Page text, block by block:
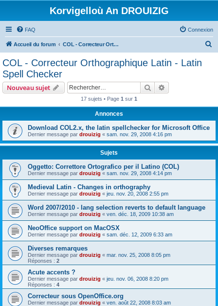
Korvigelloù An DROUIZIG
FAQ Connexion
Accueil du forum COL - Correcteur Orthographique Latin - Latin Spell Checker
COL - Correcteur Orthographique Latin - Latin
Spell Checker
Nouveau sujet Rechercher
17 sujets • Page 1 sur 1
Annonces
Download COL2.x, the latin spellchecker for Microsoft Office
Dernier message par drouizig « sam. nov. 29, 2008 4:16 pm
Sujets
Oggetto: Correttore Ortografico per il Latino (COL)
Dernier message par drouizig « sam. nov. 29, 2008 4:14 pm
Medieval Latin - Changes in orthography
Dernier message par drouizig « jeu. nov. 20, 2008 2:55 pm
Word 2007/2010 - lang selection reverts to default language
Dernier message par drouizig « ven. déc. 18, 2009 10:38 am
NeoOffice support on MacOSX
Dernier message par drouizig « sam. déc. 12, 2009 6:33 am
Diverses remarques
Dernier message par drouizig « mar. nov. 25, 2008 8:05 pm
Réponses : 2
Acute accents ?
Dernier message par drouizig « jeu. nov. 06, 2008 8:20 pm
Réponses : 4
Correcteur sous OpenOffice.org
Dernier message par drouizig « ven. août 22, 2008 8:03 am